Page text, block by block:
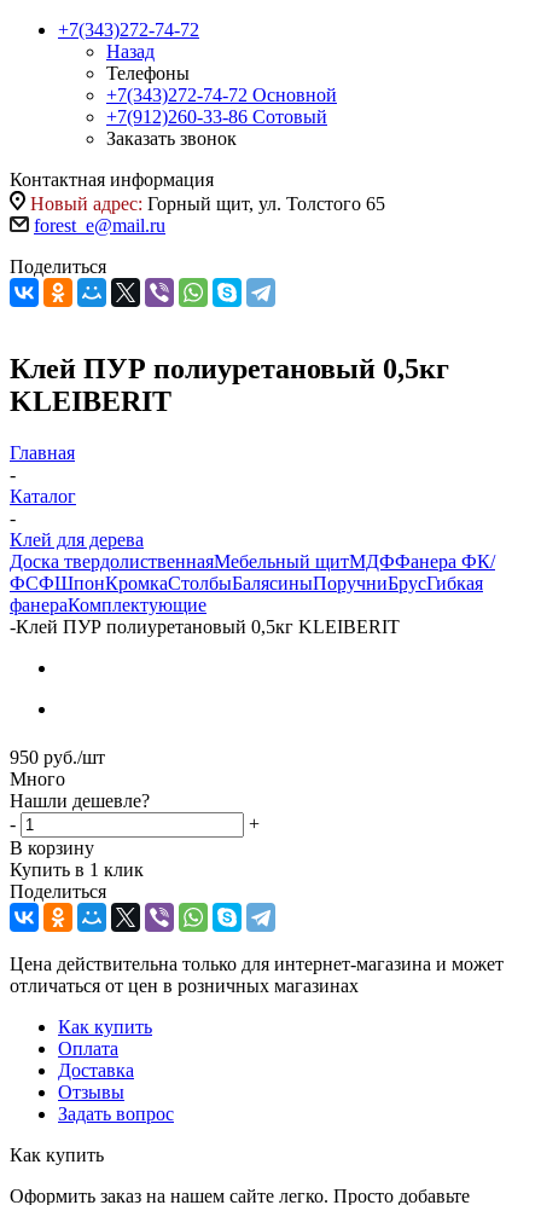
+7(343)272-74-72
Назад
Телефоны
+7(343)272-74-72 Основной
+7(912)260-33-86 Сотовый
Заказать звонок
Контактная информация
Новый адрес: Горный щит, ул. Толстого 65
forest_e@mail.ru
Поделиться
Клей ПУР полиуретановый 0,5кг
KLEIBERIT
Главная
-
Каталог
-
Клей для дерева
Доска твердолиственнаяМебельный щитМДФФанера ФК/
ФСФШпонКромкаСтолбыБалясиныПоручниБрусГибкая
фанераКомплектующие
-Клей ПУР полиуретановый 0,5кг KLEIBERIT
950 руб./шт
Много
Нашли дешевле?
-
+
В корзину
Купить в 1 клик
Поделиться
Цена действительна только для интернет-магазина и может
отличаться от цен в розничных магазинах
Как купить
Оплата
Доставка
Отзывы
Задать вопрос
Как купить
Оформить заказ на нашем сайте легко. Просто добавьте